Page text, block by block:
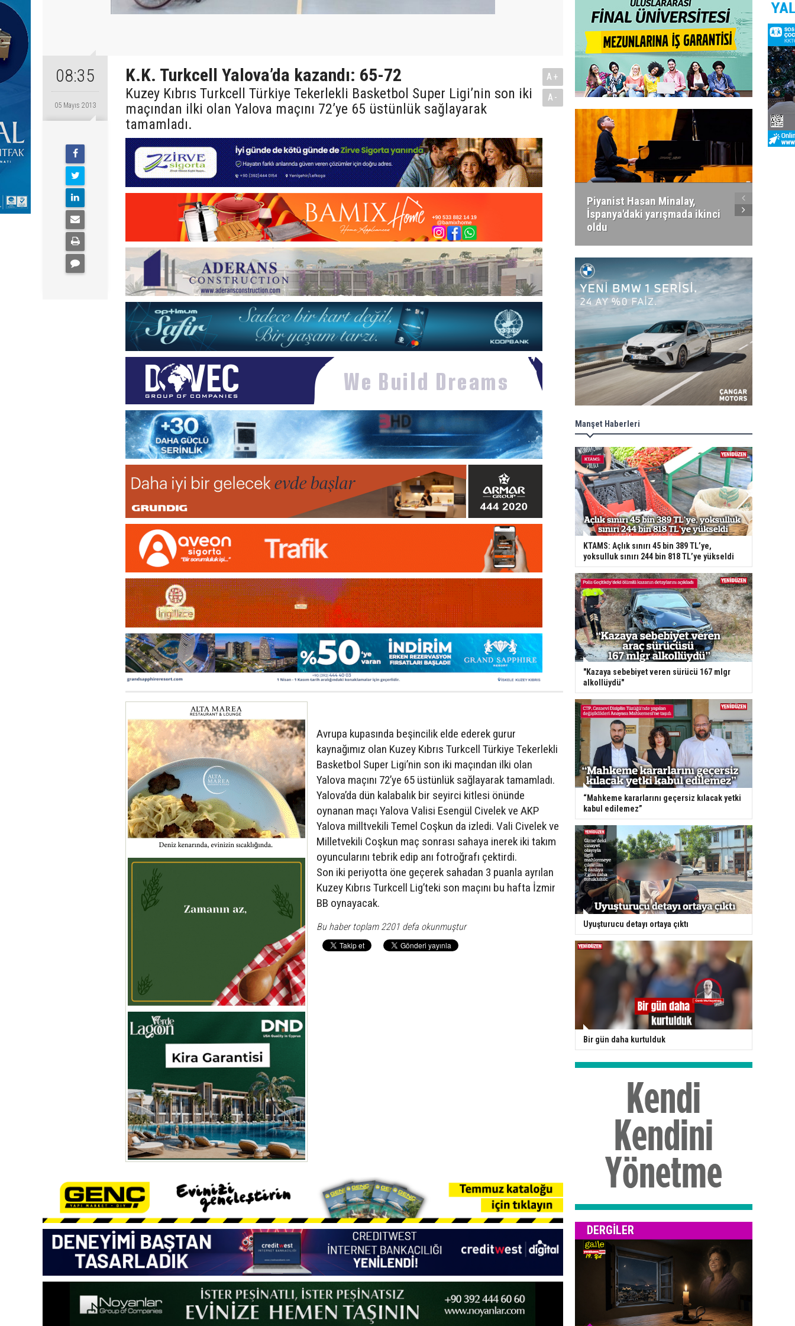
08:35
05 Mayıs 2013
K.K. Turkcell Yalova’da kazandı: 65-72
Kuzey Kıbrıs Turkcell Türkiye Tekerlekli Basketbol Super Ligi’nin son iki
maçından ilki olan Yalova maçını 72’ye 65 üstünlük sağlayarak
tamamladı.
A+
A-
Avrupa kupasında beşincilik elde ederek gurur
kaynağımız olan Kuzey Kıbrıs Turkcell Türkiye Tekerlekli
Basketbol Super Ligi’nin son iki maçından ilki olan
Yalova maçını 72’ye 65 üstünlük sağlayarak tamamladı.
Yalova’da dün kalabalık bir seyirci kitlesi önünde
oynanan maçı Yalova Valisi Esengül Civelek ve AKP
Yalova milltvekili Temel Coşkun da izledi. Vali Civelek ve
Milletvekili Coşkun maç sonrası sahaya inerek iki takım
oyuncularını tebrik edip anı fotroğrafı çektirdi.
Son iki periyotta öne geçerek sahadan 3 puanla ayrılan
Kuzey Kıbrıs Turkcell Lig’teki son maçını bu hafta İzmir
BB oynayacak.
Bu haber toplam 2201 defa okunmuştur
Piyanist Hasan Minalay,
İspanya'daki yarışmada ikinci
oldu
Manşet Haberleri
KTAMS: Açlık sınırı 45 bin 389 TL’ye,
yoksulluk sınırı 244 bin 818 TL’ye yükseldi
"Kazaya sebebiyet veren sürücü 167 mlgr
alkollüydü"
“Mahkeme kararlarını geçersiz kılacak yetki
kabul edilemez”
Uyuşturucu detayı ortaya çıktı
Bir gün daha kurtulduk
DERGILER